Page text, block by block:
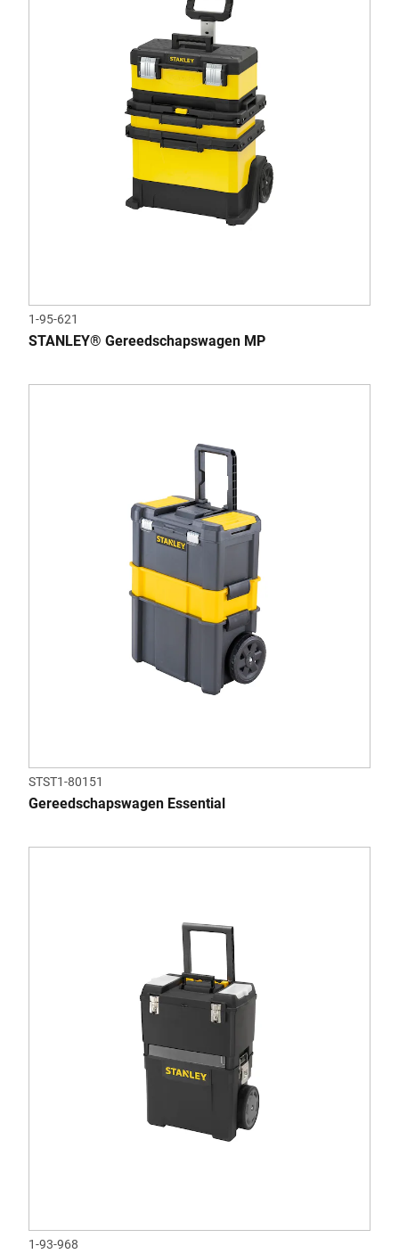
1-95-621
STANLEY® Gereedschapswagen MP
STST1-80151
Gereedschapswagen Essential
1-93-968